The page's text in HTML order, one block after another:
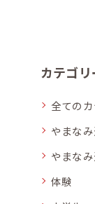
カテゴリ
全ての
やまな
やまな
体験